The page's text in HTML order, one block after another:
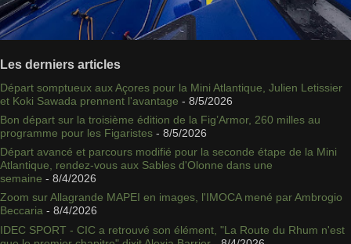
Les derniers articles
Départ somptueux aux Açores pour la Mini Atlantique, Julien Letissier
et Koki Sawada prennent l'avantage - 8/5/2026
Bon départ sur la troisième édition de la Fig’Armor, 260 milles au
programme pour les Figaristes - 8/5/2026
Départ avancé et parcours modifié pour la seconde étape de la Mini
Atlantique, rendez-vous aux Sables d'Olonne dans une
semaine - 8/4/2026
Zoom sur Allagrande MAPEI en images, l'IMOCA mené par Ambrogio
Beccaria - 8/4/2026
IDEC SPORT - CIC a retrouvé son élément, "La Route du Rhum n'est